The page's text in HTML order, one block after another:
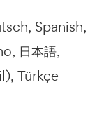
Spanish
日本語
Türkçe